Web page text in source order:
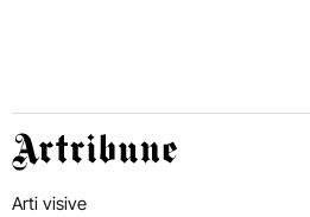
Artribune
Arti visive